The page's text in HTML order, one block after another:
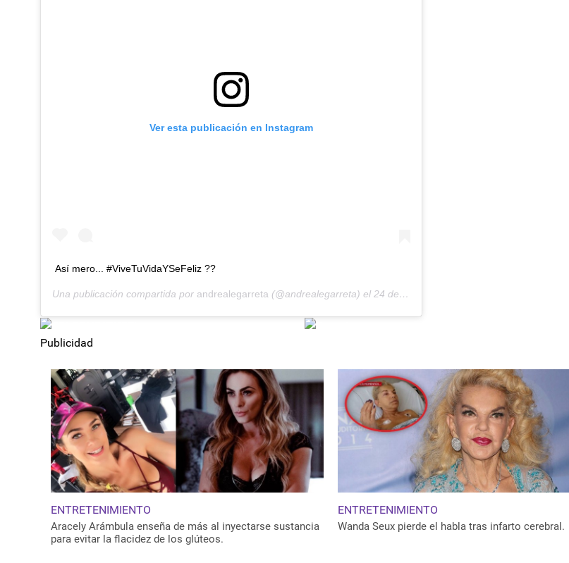
Ver esta publicación en Instagram
Así mero... #ViveTuVidaYSeFeliz ??
Una publicación compartida por andrealegarreta (@andrealegarreta) el24 de Ago de 2019 a las 2:14 PDT
Publicidad
ENTRETENIMIENTO
Aracely Arámbula enseña de más al inyectarse sustancia
para evitar la flacidez de los glúteos.
ENTRETENIMIENTO
Wanda Seux pierde el habla tras infarto cerebral.